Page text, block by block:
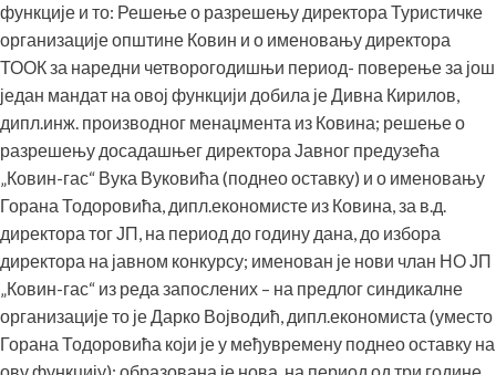
функције и то: Решење о разрешењу директора Туристичке
организације општине Ковин и о именовању директора
ТООК за наредни четворогодишњи период- поверење за још
један мандат на овој функцији добила је Дивна Кирилов,
дипл.инж. производног менаџмента из Ковина; решење о
разрешењу досадашњег директора Јавног предузећа
„Ковин-гас“ Вука Вуковића (поднео оставку) и о именовању
Горана Тодоровића, дипл.економисте из Ковина, за в.д.
директора тог ЈП, на период до годину дана, до избора
директора на јавном конкурсу; именован је нови члан НО ЈП
„Ковин-гас“ из реда запослених – на предлог синдикалне
организације то је Дарко Војводић, дипл.економиста (уместо
Горана Тодоровића који је у међувремену поднео оставку на